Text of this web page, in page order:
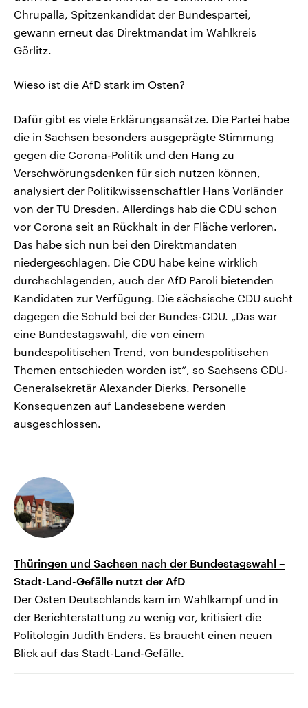
Chrupalla, Spitzenkandidat der Bundespartei,
gewann erneut das Direktmandat im Wahlkreis
Görlitz.
Wieso ist die AfD stark im Osten?
Dafür gibt es viele Erklärungsansätze. Die Partei habe
die in Sachsen besonders ausgeprägte Stimmung
gegen die Corona-Politik und den Hang zu
Verschwörungsdenken für sich nutzen können,
analysiert der Politikwissenschaftler Hans Vorländer
von der TU Dresden. Allerdings hab die CDU schon
vor Corona seit an Rückhalt in der Fläche verloren.
Das habe sich nun bei den Direktmandaten
niedergeschlagen. Die CDU habe keine wirklich
durchschlagenden, auch der AfD Paroli bietenden
Kandidaten zur Verfügung. Die sächsische CDU sucht
dagegen die Schuld bei der Bundes-CDU. „Das war
eine Bundestagswahl, die von einem
bundespolitischen Trend, von bundespolitischen
Themen entschieden worden ist“, so Sachsens CDU-
Generalsekretär Alexander Dierks. Personelle
Konsequenzen auf Landesebene werden
ausgeschlossen.
Thüringen und Sachsen nach der Bundestagswahl –
Stadt-Land-Gefälle nutzt der AfD
Der Osten Deutschlands kam im Wahlkampf und in
der Berichterstattung zu wenig vor, kritisiert die
Politologin Judith Enders. Es braucht einen neuen
Blick auf das Stadt-Land-Gefälle.